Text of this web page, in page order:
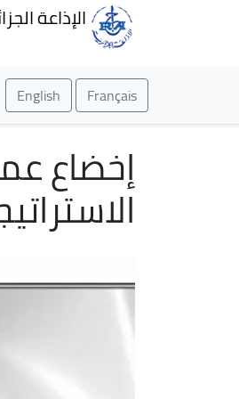
الإذاعة
Français
English
إخضاع